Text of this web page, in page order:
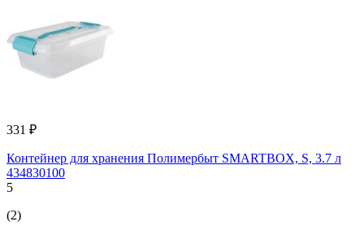
331 ₽
Контейнер для хранения Полимербыт SMARTBOX, S, 3.7 л
434830100
5
(2)